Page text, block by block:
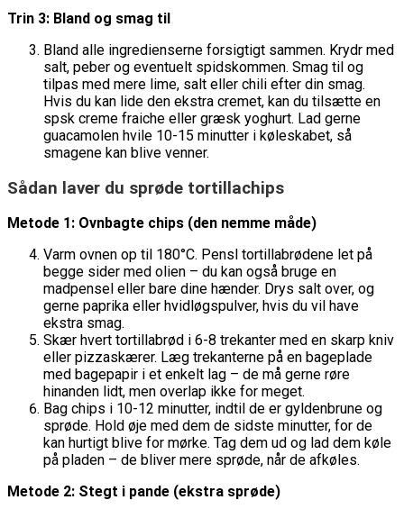
Trin 3: Bland og smag til
Bland alle ingredienserne forsigtigt sammen. Krydr med
salt, peber og eventuelt spidskommen. Smag til og
tilpas med mere lime, salt eller chili efter din smag.
Hvis du kan lide den ekstra cremet, kan du tilsætte en
spsk creme fraiche eller græsk yoghurt. Lad gerne
guacamolen hvile 10-15 minutter i køleskabet, så
smagene kan blive venner.
Sådan laver du sprøde tortillachips
Metode 1: Ovnbagte chips (den nemme måde)
Varm ovnen op til 180°C. Pensl tortillabrødene let på
begge sider med olien – du kan også bruge en
madpensel eller bare dine hænder. Drys salt over, og
gerne paprika eller hvidløgspulver, hvis du vil have
ekstra smag.
Skær hvert tortillabrød i 6-8 trekanter med en skarp kniv
eller pizzaskærer. Læg trekanterne på en bageplade
med bagepapir i et enkelt lag – de må gerne røre
hinanden lidt, men overlap ikke for meget.
Bag chips i 10-12 minutter, indtil de er gyldenbrune og
sprøde. Hold øje med dem de sidste minutter, for de
kan hurtigt blive for mørke. Tag dem ud og lad dem køle
på pladen – de bliver mere sprøde, når de afkøles.
Metode 2: Stegt i pande (ekstra sprøde)